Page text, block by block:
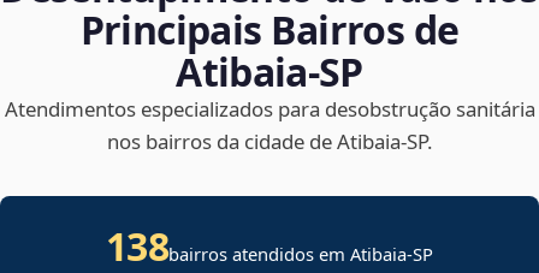
Principais Bairros de
Atibaia‑SP
Atendimentos especializados para desobstrução sanitária
nos bairros da cidade de Atibaia‑SP.
138bairros atendidos em Atibaia-SP